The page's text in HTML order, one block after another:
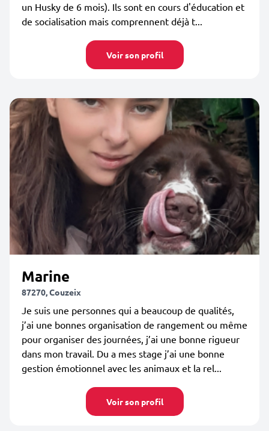
un Husky de 6 mois). Ils sont en cours d'éducation et
de socialisation mais comprennent déjà t...
Voir son profil
Marine
87270, Couzeix
Je suis une personnes qui a beaucoup de qualités,
j’ai une bonnes organisation de rangement ou même
pour organiser des journées, j’ai une bonne rigueur
dans mon travail. Du a mes stage j’ai une bonne
gestion émotionnel avec les animaux et la rel...
Voir son profil